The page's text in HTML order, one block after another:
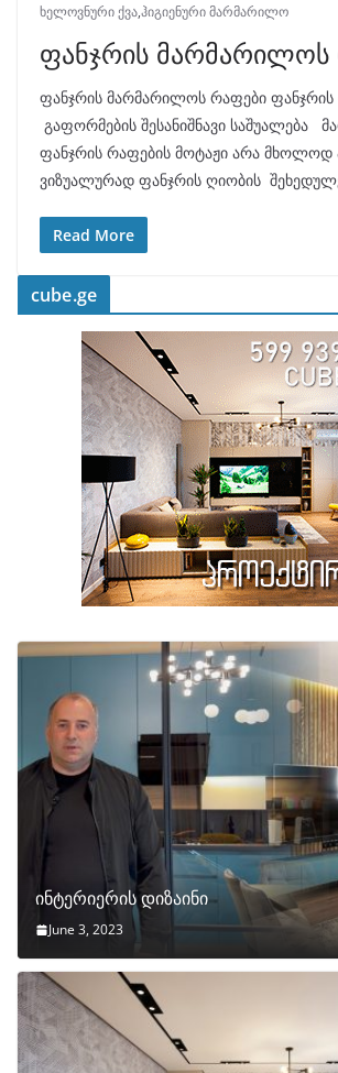
ხელოვნური ქვა,ჰიგიენური მარმარილო
ფანჯრის მარმარილოს
ფანჯრის მარმარილოს რაფები ფანჯრის
გაფორმების შესანიშნავი საშუალება
ფანჯრის რაფების მოტაჟი არა მხოლოდ
ვიზუალურად ფანჯრის ღიობის
Read More
cube.ge
ინტერიერის დიზაინი
June 3, 2023